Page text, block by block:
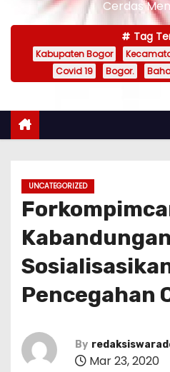
Cerdas
Tag
Kabupaten Bogor
Covid 19
Bogor.
UNCATEGORIZED
Kabandungan
Pencegahan
By
Mar 23, 2020